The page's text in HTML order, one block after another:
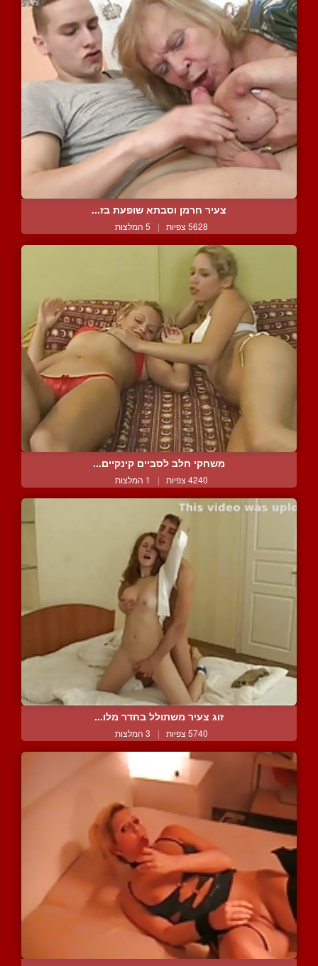
צעיר חרמן וסבתא שופעת בז...
5628 צפיות | 5 המלצות
משחקי חלב לסביים קינקיים...
4240 צפיות | 1 המלצות
זוג צעיר משתולל בחדר מלו...
5740 צפיות | 3 המלצות